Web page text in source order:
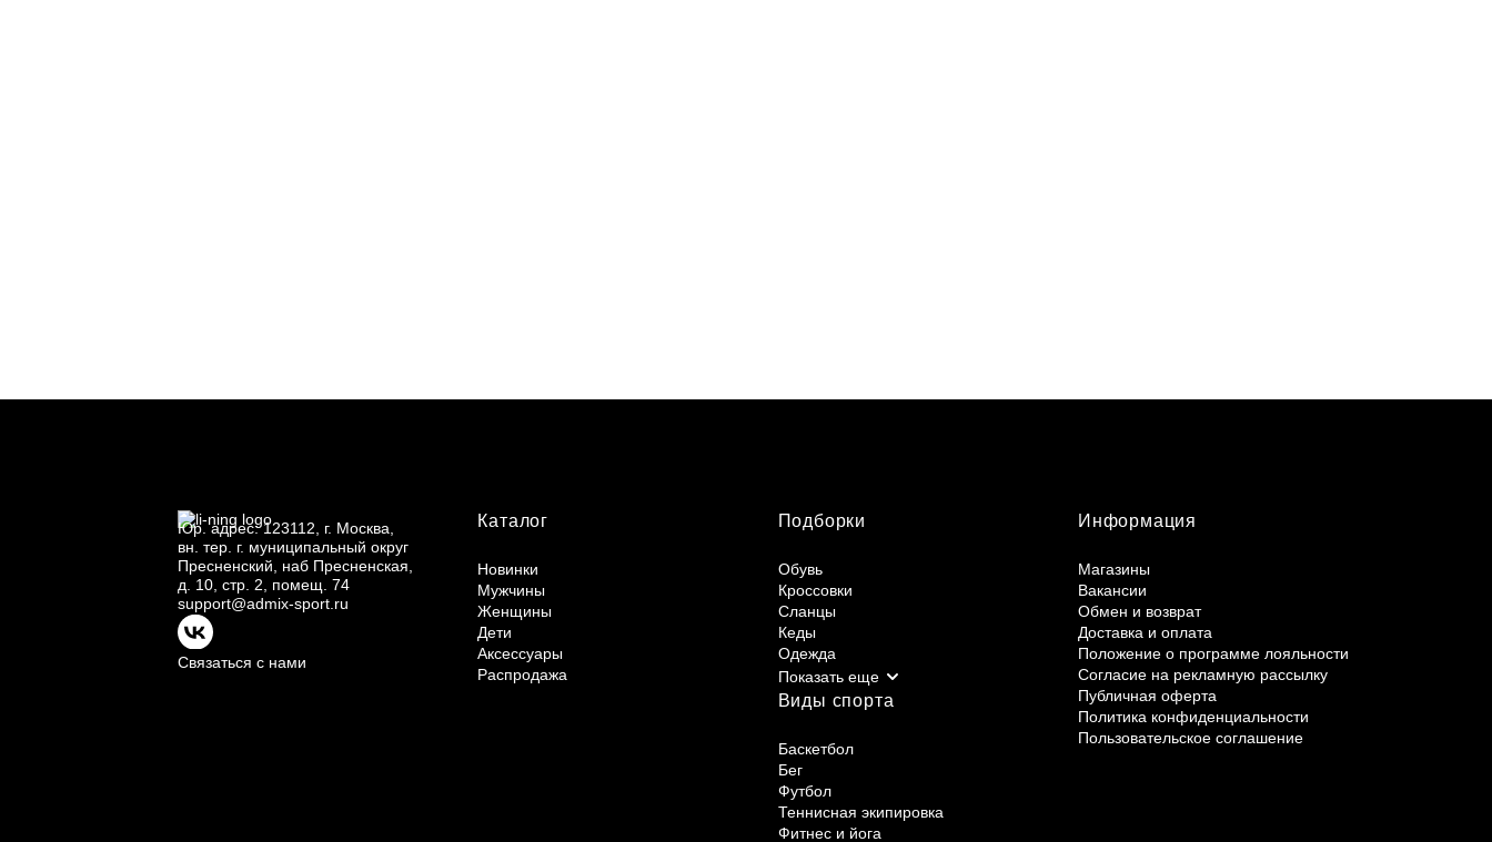
Юр. адрес: 123112, г. Москва,
вн. тер. г. муниципальный округ
Пресненский, наб Пресненская,
д. 10, стр. 2, помещ. 74
support@admix-sport.ru
Связаться с нами
Каталог
Новинки
Мужчины
Женщины
Дети
Аксессуары
Распродажа
Подборки
Обувь
Кроссовки
Сланцы
Кеды
Одежда
Виды спорта
Баскетбол
Бег
Футбол
Теннисная экипировка
Фитнес и йога
Информация
Магазины
Вакансии
Обмен и возврат
Доставка и оплата
Положение о программе лояльности
Согласие на рекламную рассылку
Публичная оферта
Политика конфиденциальности
Пользовательское соглашение